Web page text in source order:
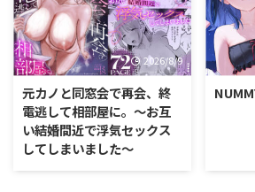
2026/8/9
元カノと同窓会で再会、終
電逃して相部屋に。〜お互
い結婚間近で浮気セックス
してしまいました〜